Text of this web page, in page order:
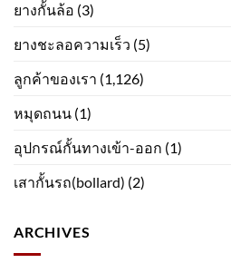
ยางกั้นล้อ (3)
ยางชะลอความเร็ว (5)
ลูกค้าของเรา (1,126)
หมุดถนน (1)
อุปกรณ์กั้นทางเข้า-ออก (1)
เสากั้นรถ(bollard) (2)
ARCHIVES